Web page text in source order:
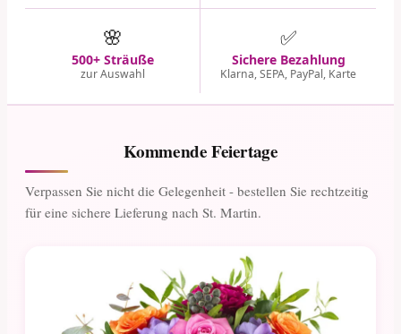
🌸
500+ Sträuße
zur Auswahl
✅
Sichere Bezahlung
Klarna, SEPA, PayPal, Karte
Kommende Feiertage
Verpassen Sie nicht die Gelegenheit - bestellen Sie rechtzeitig
für eine sichere Lieferung nach St. Martin.